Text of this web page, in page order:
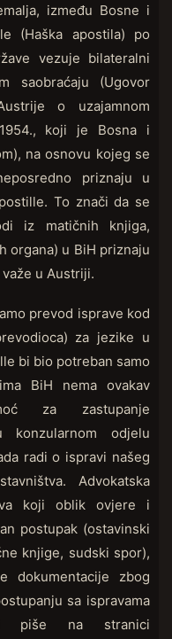
između Bosne i
(Haška apostila) po
vezuje bilateralni
saobraćaju (Ugovor
o uzajamnom
koji je Bosna i
na osnovu kojeg se
priznaju u
To znači da se
iz matičnih knjiga,
organa) u BiH priznaju
u Austriji.
prevod isprave kod
za jezike u
bi bio potreban samo
BiH nema ovakav
za zastupanje
konzularnom odjelu
radi o ispravi našeg
Advokatska
koji oblik ovjere i
postupak (ostavinski
knjige, sudski spor),
dokumentacije zbog
sa ispravama
piše na stranici